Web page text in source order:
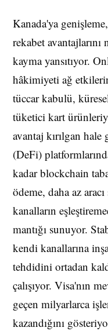
Kanada'ya
rekabet avantajlarını
kayma yansıtıyor.
hâkimiyeti ağ
tüccar kabulü,
tüketici kart
avantaj kırılgan
(DeFi)
kadar blockchain
ödeme, daha az
kanalların
mantığı sunuyor.
kendi kanallarına
tehdidini ortadan
çalışıyor. Visa'nın
geçen milyarlarca
kazandığını